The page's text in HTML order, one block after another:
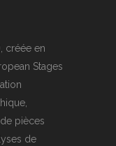
créée en
Stages
pièces
de